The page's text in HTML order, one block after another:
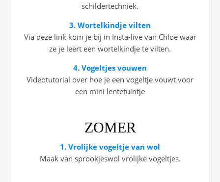
schildertechniek.
3. Wortelkindje vilten
Via deze link kom je bij in Insta-live van Chloë waar
ze je leert een wortelkindje te vilten.
4. Vogeltjes vouwen
Videotutorial over hoe je een vogeltje vouwt voor
een mini lentetuintje
ZOMER
1. Vrolijke vogeltje van wol
Maak van sprookjeswol vrolijke vogeltjes.